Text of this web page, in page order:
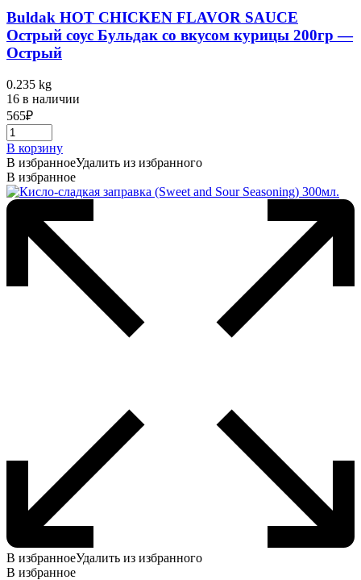
Buldak HOT CHICKEN FLAVOR SAUCE
Острый соус Бульдак со вкусом курицы 200гр —
Острый
0.235 kg
16 в наличии
565₽
В корзину
В избранноеУдалить из избранного
В избранное
В избранноеУдалить из избранного
В избранное